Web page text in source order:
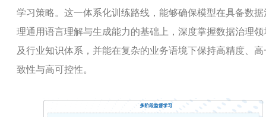
学习策略。这一体系化训练路线，能够确保模型在具备数据
理通用语言理解与生成能力的基础上，深度掌握数据治理领
及行业知识体系，并能在复杂的业务语境下保持高精度、高
致性与高可控性。